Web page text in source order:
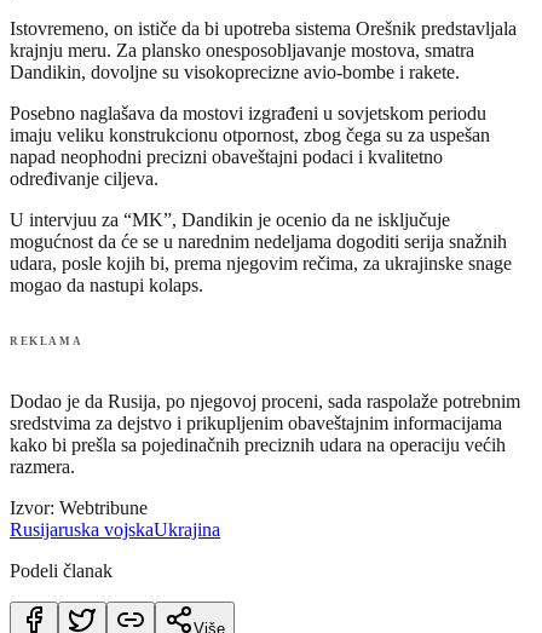
Istovremeno, on ističe da bi upotreba sistema Orešnik predstavljala
krajnju meru. Za plansko onesposobljavanje mostova, smatra
Dandikin, dovoljne su visokoprecizne avio-bombe i rakete.
Posebno naglašava da mostovi izgrađeni u sovjetskom periodu
imaju veliku konstrukcionu otpornost, zbog čega su za uspešan
napad neophodni precizni obaveštajni podaci i kvalitetno
određivanje ciljeva.
U intervjuu za “MK”, Dandikin je ocenio da ne isključuje
mogućnost da će se u narednim nedeljama dogoditi serija snažnih
udara, posle kojih bi, prema njegovim rečima, za ukrajinske snage
mogao da nastupi kolaps.
REKLAMA
Dodao je da Rusija, po njegovoj proceni, sada raspolaže potrebnim
sredstvima za dejstvo i prikupljenim obaveštajnim informacijama
kako bi prešla sa pojedinačnih preciznih udara na operaciju većih
razmera.
Izvor: Webtribune
Rusijaruska vojskaUkrajina
Podeli članak
Više